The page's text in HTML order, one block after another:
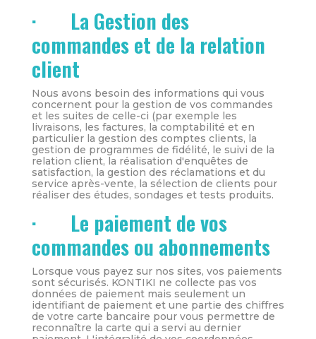
· La Gestion des
commandes et de la relation
client
Nous avons besoin des informations qui vous
concernent pour la gestion de vos commandes
et les suites de celle-ci (par exemple les
livraisons, les factures, la comptabilité et en
particulier la gestion des comptes clients, la
gestion de programmes de fidélité, le suivi de la
relation client, la réalisation d'enquêtes de
satisfaction, la gestion des réclamations et du
service après-vente, la sélection de clients pour
réaliser des études, sondages et tests produits.
· Le paiement de vos
commandes ou abonnements
Lorsque vous payez sur nos sites, vos paiements
sont sécurisés. KONTIKI ne collecte pas vos
données de paiement mais seulement un
identifiant de paiement et une partie des chiffres
de votre carte bancaire pour vous permettre de
reconnaître la carte qui a servi au dernier